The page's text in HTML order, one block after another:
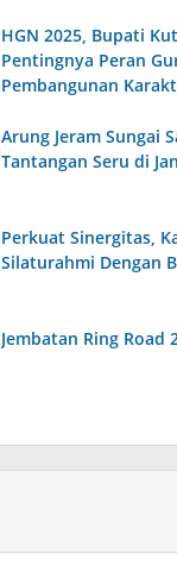
HGN 2025, Bupati
Pentingnya Peran
Pembangunan
Arung Jeram Sungai
Tantangan Seru di
Perkuat Sinergitas,
Silaturahmi Dengan
Jembatan Ring Road